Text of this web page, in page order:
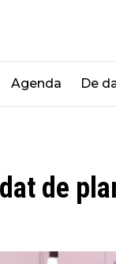
Agenda De
de